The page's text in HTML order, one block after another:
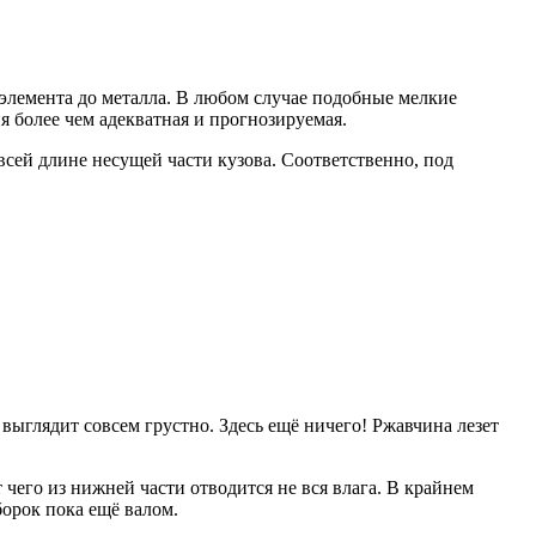
до металла. В любом случае подобные мелкие
чем адекватная и прогнозируемая.
длине несущей части кузова. Соответственно, под
совсем грустно. Здесь ещё ничего! Ржавчина лезет
из нижней части отводится не вся влага. В крайнем
пока ещё валом.